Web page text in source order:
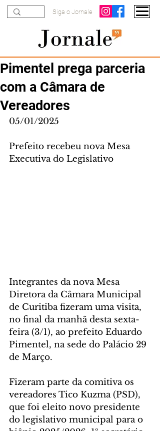
Siga o Jornale
Pimentel prega parceria
com a Câmara de
Vereadores
05/01/2025
Prefeito recebeu nova Mesa
Executiva do Legislativo
Integrantes da nova Mesa
Diretora da Câmara Municipal
de Curitiba fizeram uma visita,
no final da manhã desta sexta-
feira (3/1), ao prefeito Eduardo
Pimentel, na sede do Palácio 29
de Março.
Fizeram parte da comitiva os
vereadores Tico Kuzma (PSD),
que foi eleito novo presidente
do legislativo municipal para o